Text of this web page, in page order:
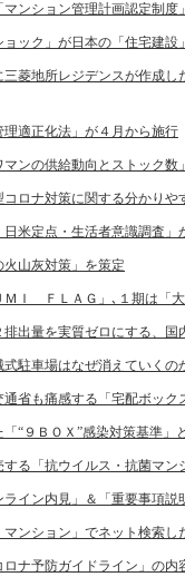
ンション管理計画認定制度
ック」が日本の「住宅建設
菱地所レジデンスが作成
適正化法」が４月から施行
ンの供給動向とストック数
ロナ対策に関する分かりや
米定点・生活者意識調査」
山灰対策」を策定
ＭＩ ＦＬＡＧ」､１期は「
出量を実質ゼロにする、
駐車場はなぜ消えていくの
省も痛感する「宅配ボック
“９ＢＯＸ”感染対策基準」
る「抗ウイルス・抗菌マン
イン内見」＆「重要事項説
ンション」でネット検索し
ナ予防ガイドライン」の内